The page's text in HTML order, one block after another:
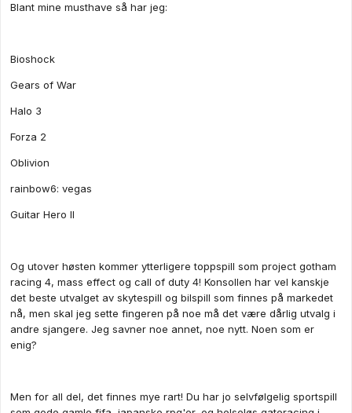
Blant mine musthave så har jeg:
Bioshock
Gears of War
Halo 3
Forza 2
Oblivion
rainbow6: vegas
Guitar Hero II
Og utover høsten kommer ytterligere toppspill som project gotham
racing 4, mass effect og call of duty 4! Konsollen har vel kanskje
det beste utvalget av skytespill og bilspill som finnes på markedet
nå, men skal jeg sette fingeren på noe må det være dårlig utvalg i
andre sjangere. Jeg savner noe annet, noe nytt. Noen som er
enig?
Men for all del, det finnes mye rart! Du har jo selvfølgelig sportspill